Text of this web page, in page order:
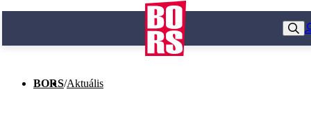
BORS/Aktuális